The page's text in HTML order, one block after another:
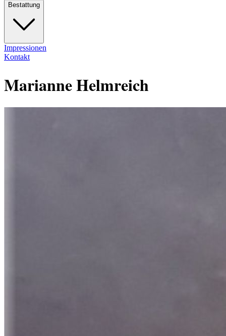
Bestattung
Impressionen
Kontakt
Marianne Helmreich